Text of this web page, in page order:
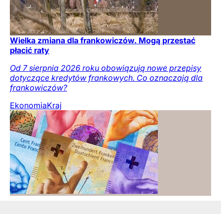
Wielka zmiana dla frankowiczów. Mogą przestać
płacić raty
Od 7 sierpnia 2026 roku obowiązują nowe przepisy
dotyczące kredytów frankowych. Co oznaczają dla
frankowiczów?
EkonomiaKraj